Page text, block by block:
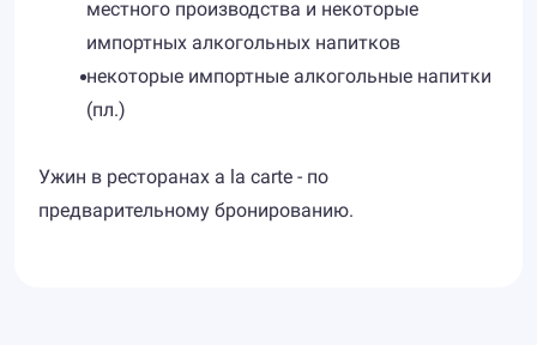
местного производства и некоторые
импортных алкогольных напитков
некоторые импортные алкогольные напитки
(пл.)
Ужин в ресторанах a la carte - по
предварительному бронированию.